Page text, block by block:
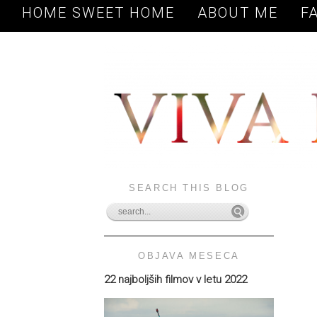
HOME SWEET HOME ABOUT ME
SEARCH THIS BLOG
OBJAVA MESECA
22 najboljših filmov v letu 2022